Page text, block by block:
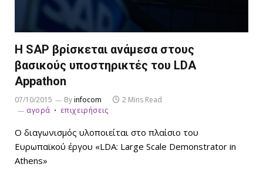
H SAP βρίσκεται ανάμεσα στους
βασικούς υποστηρικτές του LDA
Appathon
07/10/2015 Byinfocom
2 Mins Read
αγορά
επιχειρήσεις
Ο διαγωνισμός υλοποιείται στο πλαίσιο του
Ευρωπαϊκού έργου «LDA: Large Scale Demonstrator in
Athens»